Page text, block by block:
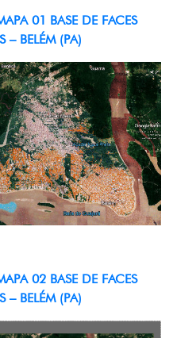
01 BASE DE FACES
– BELÉM (PA)
02 BASE DE FACES
– BELÉM (PA)